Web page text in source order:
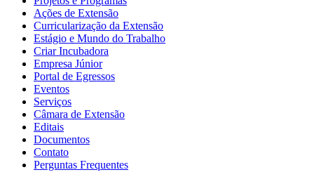
Ações de Extensão
Curricularização da Extensão
Estágio e Mundo do Trabalho
Criar Incubadora
Empresa Júnior
Portal de Egressos
Eventos
Serviços
Câmara de Extensão
Editais
Documentos
Contato
Perguntas Frequentes